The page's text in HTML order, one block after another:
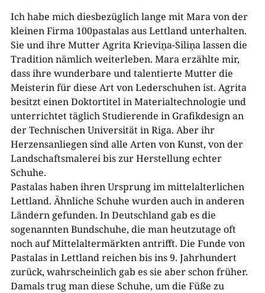
Ich habe mich diesbezüglich lange mit Mara von der
kleinen Firma 100pastalas aus Lettland unterhalten.
Sie und ihre Mutter Agrita Krieviņa-Siliņa lassen die
Tradition nämlich weiterleben. Mara erzählte mir,
dass ihre wunderbare und talentierte Mutter die
Meisterin für diese Art von Lederschuhen ist. Agrita
besitzt einen Doktortitel in Materialtechnologie und
unterrichtet täglich Studierende in Grafikdesign an
der Technischen Universität in Riga. Aber ihr
Herzensanliegen sind alle Arten von Kunst, von der
Landschaftsmalerei bis zur Herstellung echter
Schuhe.
Pastalas haben ihren Ursprung im mittelalterlichen
Lettland. Ähnliche Schuhe wurden auch in anderen
Ländern gefunden. In Deutschland gab es die
sogenannten Bundschuhe, die man heutzutage oft
noch auf Mittelaltermärkten antrifft. Die Funde von
Pastalas in Lettland reichen bis ins 9. Jahrhundert
zurück, wahrscheinlich gab es sie aber schon früher.
Damals trug man diese Schuhe, um die Füße zu